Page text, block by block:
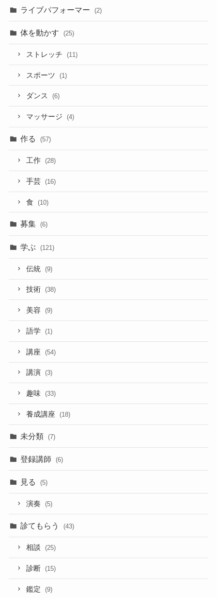
ライブパフォーマー (2)
体を動かす (25)
ストレッチ (11)
スポーツ (1)
ダンス (6)
マッサージ (4)
作る (57)
工作 (28)
手芸 (16)
食 (10)
募集 (6)
学ぶ (121)
伝統 (9)
技術 (38)
美容 (9)
語学 (1)
講座 (54)
講演 (3)
趣味 (33)
養成講座 (18)
未分類 (7)
登録講師 (6)
見る (5)
演奏 (5)
診てもらう (43)
相談 (25)
診断 (15)
鑑定 (9)